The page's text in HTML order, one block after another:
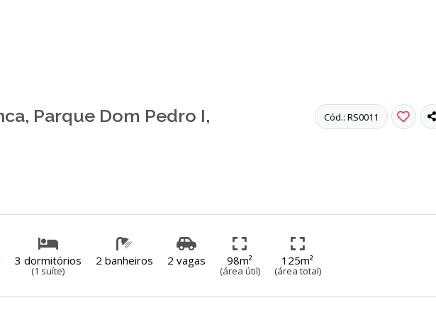
Cód.: RS0011
Parque Dom Pedro I,
3 dormitórios
(1 suíte)
2 banheiros 2 vagas 98m²
(área útil)
125m²
(área total)